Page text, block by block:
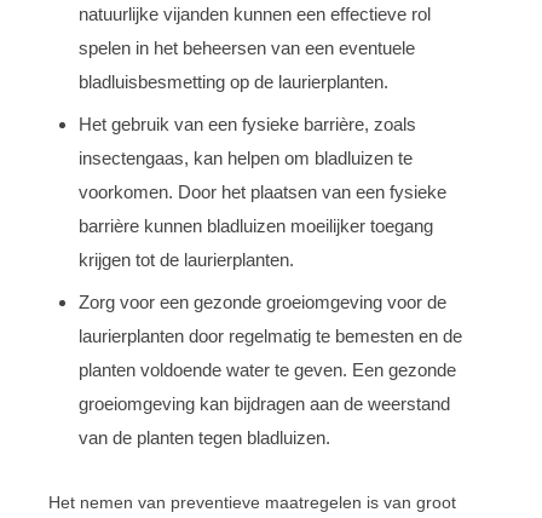
natuurlijke vijanden kunnen een effectieve rol
spelen in het beheersen van een eventuele
bladluisbesmetting op de laurierplanten.
Het gebruik van een fysieke barrière, zoals
insectengaas, kan helpen om bladluizen te
voorkomen. Door het plaatsen van een fysieke
barrière kunnen bladluizen moeilijker toegang
krijgen tot de laurierplanten.
Zorg voor een gezonde groeiomgeving voor de
laurierplanten door regelmatig te bemesten en de
planten voldoende water te geven. Een gezonde
groeiomgeving kan bijdragen aan de weerstand
van de planten tegen bladluizen.
Het nemen van preventieve maatregelen is van groot